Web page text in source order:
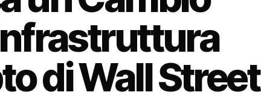
di Wall Street